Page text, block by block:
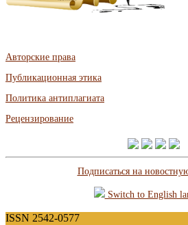
Авторские права
Публикационная этика
Политика антиплагиата
Рецензирование
Подписаться на
Switch to English
ISSN 2542-0577